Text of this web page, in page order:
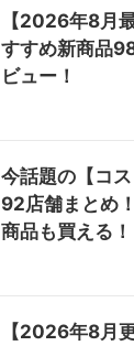
【2026年8月
すすめ新商品
ビュー！
今話題の【コ
92店舗まとめ
商品も買える！
【2026年8月